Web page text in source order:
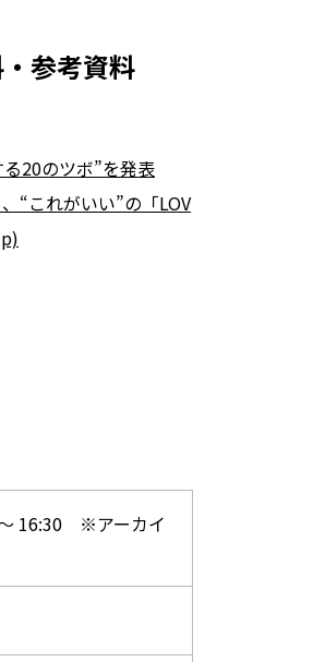
参考資料
20のツボ”を発表
“これがいい”の「LOV
16:30
※アーカイ